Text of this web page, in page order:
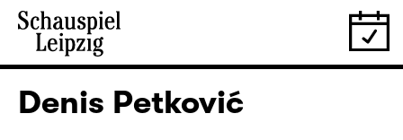
Denis Petković